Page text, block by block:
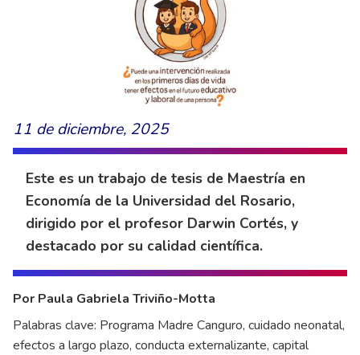
11 de diciembre, 2025
Este es un trabajo de tesis de Maestría en
Economía de la Universidad del Rosario,
dirigido por el profesor Darwin Cortés, y
destacado por su calidad científica.
Por Paula Gabriela Triviño-Motta
Palabras clave: Programa Madre Canguro, cuidado neonatal,
efectos a largo plazo, conducta externalizante, capital